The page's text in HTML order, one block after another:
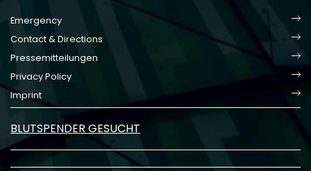
Emergency
Contact & Directions
Pressemitteilungen
Privacy Policy
Imprint
BLUTSPENDER GESUCHT